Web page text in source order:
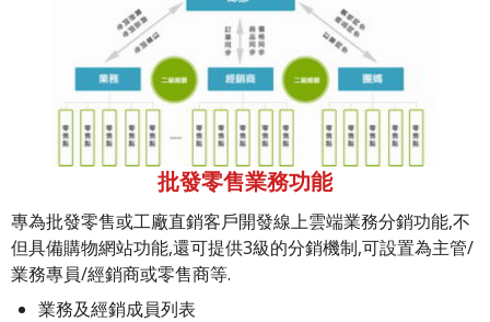
批發零售業務功能
專為批發零售或工廠直銷客戶開發線上雲端業務分銷功能,不
但具備購物網站功能,還可提供3級的分銷機制,可設置為主管/
業務專員/經銷商或零售商等.
業務及經銷成員列表